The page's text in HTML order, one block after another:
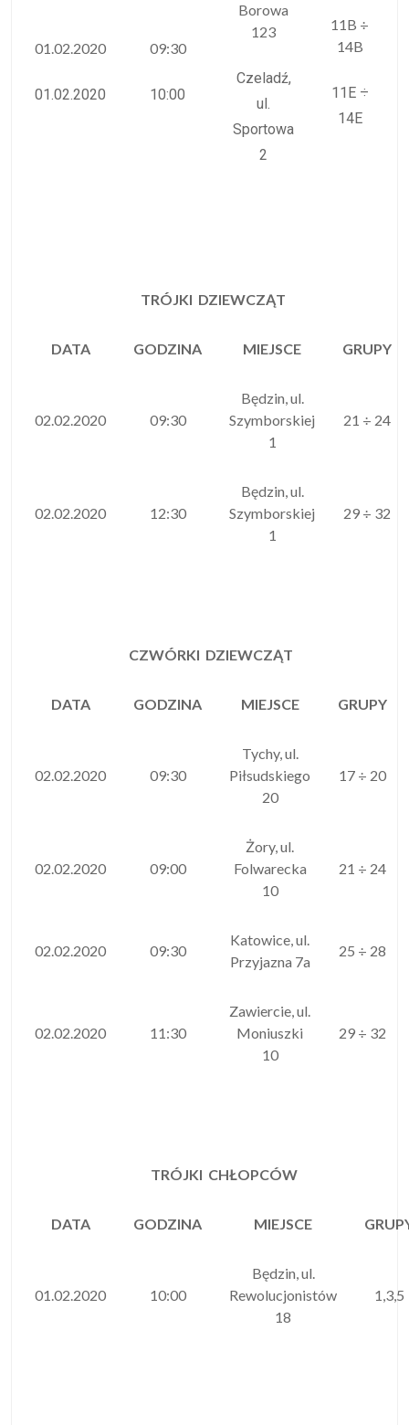
01.02.2020
01.02.2020
09:30
10:00
Borowa
123
Czeladź,
ul.
Sportowa
2
11B ÷
14B
11E ÷
14E
TRÓJKI DZIEWCZĄT
DATA GODZINA MIEJSCE GRUPY
02.02.2020 09:30
Będzin, ul.
Szymborskiej
1
21 ÷ 24
02.02.2020 12:30
Będzin, ul.
Szymborskiej
1
29 ÷ 32
CZWÓRKI DZIEWCZĄT
DATA GODZINA MIEJSCE GRUPY
02.02.2020 09:30
Tychy, ul.
Piłsudskiego
20
17 ÷ 20
02.02.2020 09:00
Żory, ul.
Folwarecka
10
21 ÷ 24
02.02.2020 09:30
Katowice, ul.
Przyjazna 7a
25 ÷ 28
02.02.2020 11:30
Zawiercie, ul.
Moniuszki
10
29 ÷ 32
TRÓJKI CHŁOPCÓW
DATA GODZINA MIEJSCE
01.02.2020 10:00
Będzin, ul.
Rewolucjonistów
18
1,3,5